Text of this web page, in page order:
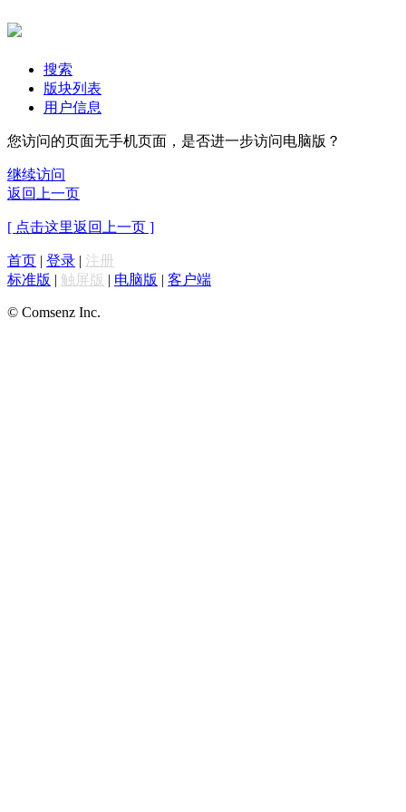
搜索
版块列表
用户信息
您访问的页面无手机页面，是否进一步访问电脑版？
继续访问
返回上一页
[ 点击这里返回上一页 ]
首页 | 登录 | 注册
标准版 | 触屏版 | 电脑版 | 客户端
© Comsenz Inc.